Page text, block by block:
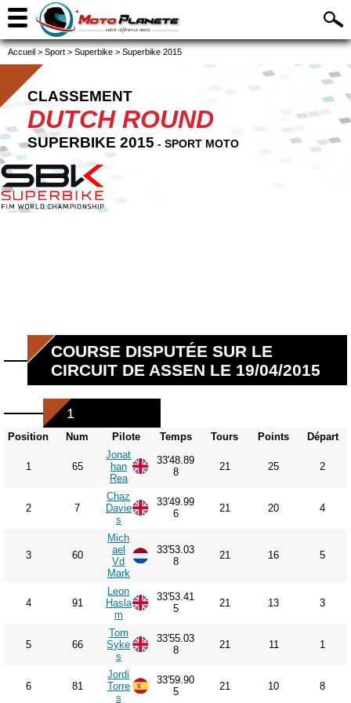
Accueil > Sport > Superbike > Superbike 2015
CLASSEMENT
DUTCH ROUND
SUPERBIKE 2015 - SPORT MOTO
COURSE DISPUTÉE SUR LE
CIRCUIT DE ASSEN LE 19/04/2015
1
Position Num Pilote Temps Tours Points Départ
1 65
Jonat
han
Rea
33'48.89
8
21 25 2
2 7
Chaz
Davie
s
33'49.99
6
21 20 4
3 60
Mich
ael
Vd
Mark
33'53.03
8
21 16 5
4 91
Leon
Hasla
m
33'53.41
5
21 13 3
5 66
Tom
Syke
s
33'55.03
8
21 11 1
6 81
Jordi
Torre
s
33'59.90
5
21 10 8